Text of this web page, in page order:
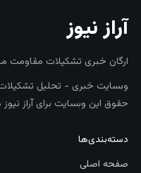
آراز نیوز
ارگان خبری تشکیلات مقاومت
وبسایت خبری - تحلیل
حقوق این وبسایت برای آراز
دسته‌بندی‌ها
صفحه اصلی